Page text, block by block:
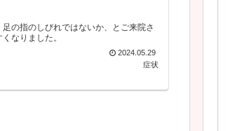
の指のしびれではないか、とご来院さ
なりました。
2024.05.29
症状